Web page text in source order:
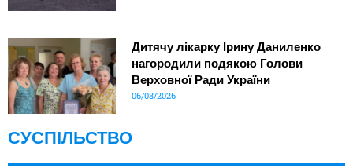
Дитячу лікарку Ірину Даниленко
нагородили подякою Голови
Верховної Ради України
06/08/2026
СУСПІЛЬСТВО